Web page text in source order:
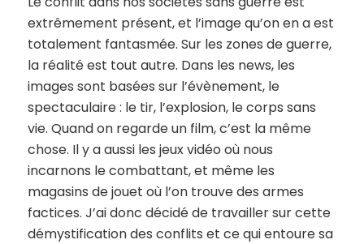
extrêmement présent, et l’image qu’on en a est
totalement fantasmée. Sur les zones de guerre,
la réalité est tout autre. Dans les news, les
images sont basées sur l’évènement, le
spectaculaire : le tir, l’explosion, le corps sans
vie. Quand on regarde un film, c’est la même
chose. Il y a aussi les jeux vidéo où nous
incarnons le combattant, et même les
magasins de jouet où l’on trouve des armes
factices. J’ai donc décidé de travailler sur cette
démystification des conflits et ce qui entoure sa